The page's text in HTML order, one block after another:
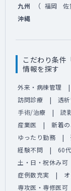
九州 （ 福岡 佐
沖縄
こだわり条件
情報を探す
外来・病棟管理
訪問診療
透
手術/治療
読
産業医
新着
ゆったり勤務
経験不問
60
土・日・祝休み可
症例数充実
専攻医・専修医可